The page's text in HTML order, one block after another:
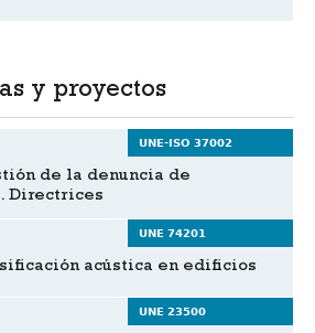
y proyectos
UNE-ISO 37002
de la denuncia de
Directrices
UNE 74201
acústica en edificios
UNE 23500